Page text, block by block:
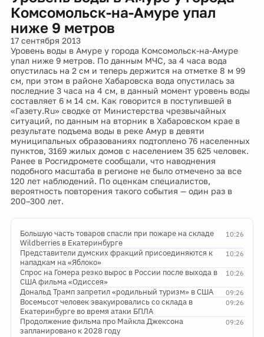
Комсомольск-на-Амуре упал
ниже 9 метров
17 сентября 2013
Уровень воды в Амуре у города Комсомольск-на-Амуре
упал ниже 9 метров. По данным МЧС, за 4 часа вода
опустилась на 2 см и теперь держится на отметке 8 м 99
см, при этом в районе Хабаровска вода опустилась за
последние 3 часа на 4 см, в данный момент уровень воды
составляет 6 м 14 см. Как говорится в поступившей в
«Газету.Ru» сводке от Министерства чрезвычайных
ситуаций, по данным на вторник в Хабаровском крае в
результате подъема воды в реке Амур в девяти
муниципальных образованиях подтоплено 76 населенных
пунктов, 3169 жилых домов с населением 35 625 человек.
Ранее в Росгидромете сообщали, что наводнения
подобного масштаба в регионе не было отмечено за все
120 лет наблюдений. По оценкам специалистов,
вероятность повторения такого события — один раз в
200–300 лет.
10:26
Большую часть товаров спасли при пожаре на складе
Wildberries в Екатеринбурге
10:26
Представители думских фракций присоединяются к
нападкам на «Яблоко»
10:26
Спрос на Гомера резко вырос в России после выхода в
США фильма «Одиссея»
09:26
Дональд Трамп запретил «родильный туризм» в США
09:26
Восемьсот человек эвакуировались со склада в
Екатеринбурге во время атаки БПЛА
09:26
Продолжение фильма про Майкла Джексона
запланировано к 2028 году